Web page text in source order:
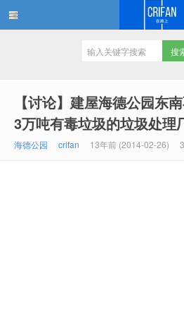
【讨论】建屋海德公园东
3万吨有毒垃圾的垃圾处理
海德公园 crifan 13年前 (2014-02-26)